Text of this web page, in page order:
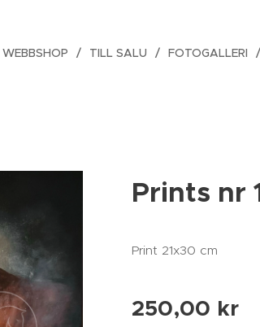
WEBBSHOP TILL SALU FOTOGALLERI
Prints nr
Print 21x30 cm
250,00 kr